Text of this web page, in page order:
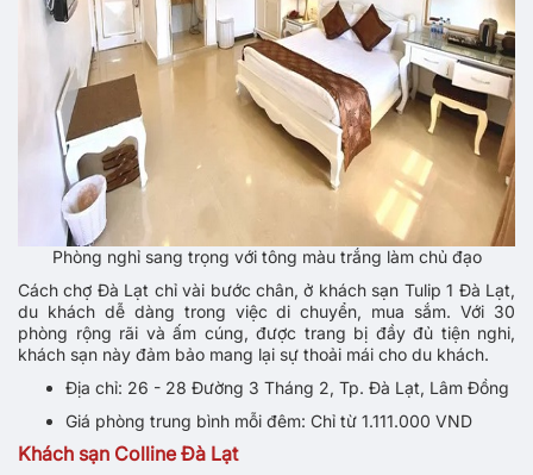
Phòng nghỉ sang trọng với tông màu trắng làm chủ đạo
Cách chợ Đà Lạt chỉ vài bước chân, ở khách sạn Tulip 1 Đà Lạt,
du khách dễ dàng trong việc di chuyển, mua sắm. Với 30
phòng rộng rãi và ấm cúng, được trang bị đầy đủ tiện nghi,
khách sạn này đảm bảo mang lại sự thoải mái cho du khách.
Địa chỉ: 26 - 28 Đường 3 Tháng 2, Tp. Đà Lạt, Lâm Đồng
Giá phòng trung bình mỗi đêm: Chỉ từ 1.111.000 VND
Khách sạn Colline Đà Lạt